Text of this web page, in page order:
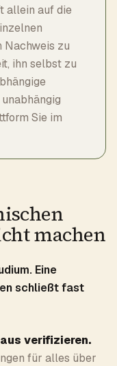
allein auf die
Nachweis zu
ihn selbst zu
Sie im
machen
Eine
schließt fast
verifizieren.
für alles über